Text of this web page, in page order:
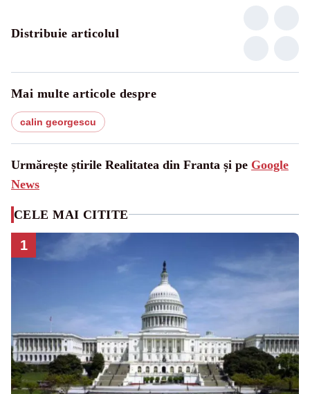
Distribuie articolul
Mai multe articole despre
calin georgescu
Urmărește știrile Realitatea din Franta și pe Google
News
CELE MAI CITITE
1